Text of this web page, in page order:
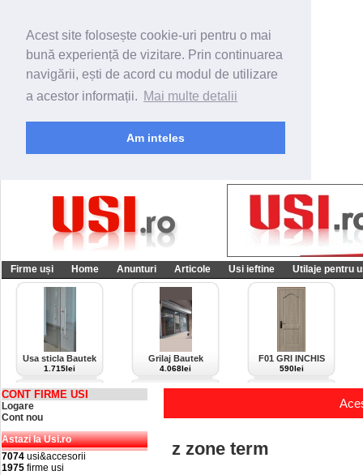
Acest site folosește cookie-uri pentru o mai
bună experiență de vizitare. Prin continuarea
navigării, ești de acord cu modul de utilizare
a acestor informații. Mai multe detalii
Am inteles
Firme uși Home Anunturi Articole Usi ieftine Utilaje pentru
Usa sticla Bautek
1.715lei
Grilaj Bautek
4.068lei
F01 GRI INCHIS
590lei
CONT FIRME USI
Logare
Cont nou
Astazi la Usi.ro
7074 usi&accesorii
1975 firme usi
z zone term